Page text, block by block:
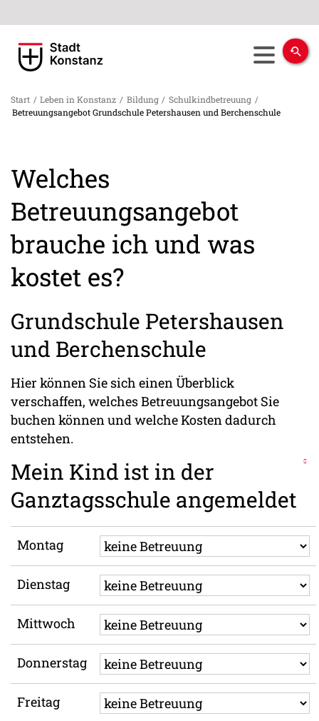
Start / Leben in Konstanz / Bildung / Schulkindbetreuung /
Betreuungsangebot Grundschule Petershausen und Berchenschule
Welches
Betreuungsangebot
brauche ich und was
kostet es?
Grundschule Petershausen
und Berchenschule
Hier können Sie sich einen Überblick
verschaffen, welches Betreuungsangebot Sie
buchen können und welche Kosten dadurch
entstehen.
Mein Kind ist in der
Ganztagsschule angemeldet
Montag
Dienstag
Mittwoch
Donnerstag
Freitag